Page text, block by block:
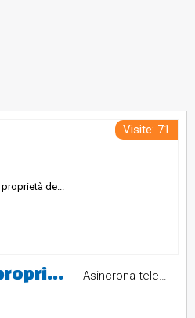
Visite: 71
Diritto di piena proprietà dell’immobile sito a Cosenza, in Viale dellaRepubblica, nr. 140g e 140f, riportato nel catasto fabbricati del Comunedi Cosenza al fg. 12 sub 48 (ex).Valore Stimato € 75.000,00 Asincrona telematica